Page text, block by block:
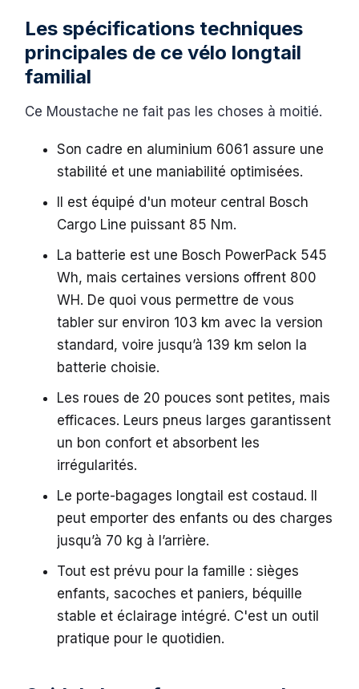
Les spécifications techniques
principales de ce vélo longtail
familial
Ce Moustache ne fait pas les choses à moitié.
Son cadre en aluminium 6061 assure une
stabilité et une maniabilité optimisées.
Il est équipé d'un moteur central Bosch
Cargo Line puissant 85 Nm.
La batterie est une Bosch PowerPack 545
Wh, mais certaines versions offrent 800
WH. De quoi vous permettre de vous
tabler sur environ 103 km avec la version
standard, voire jusqu’à 139 km selon la
batterie choisie.
Les roues de 20 pouces sont petites, mais
efficaces. Leurs pneus larges garantissent
un bon confort et absorbent les
irrégularités.
Le porte-bagages longtail est costaud. Il
peut emporter des enfants ou des charges
jusqu’à 70 kg à l’arrière.
Tout est prévu pour la famille : sièges
enfants, sacoches et paniers, béquille
stable et éclairage intégré. C'est un outil
pratique pour le quotidien.